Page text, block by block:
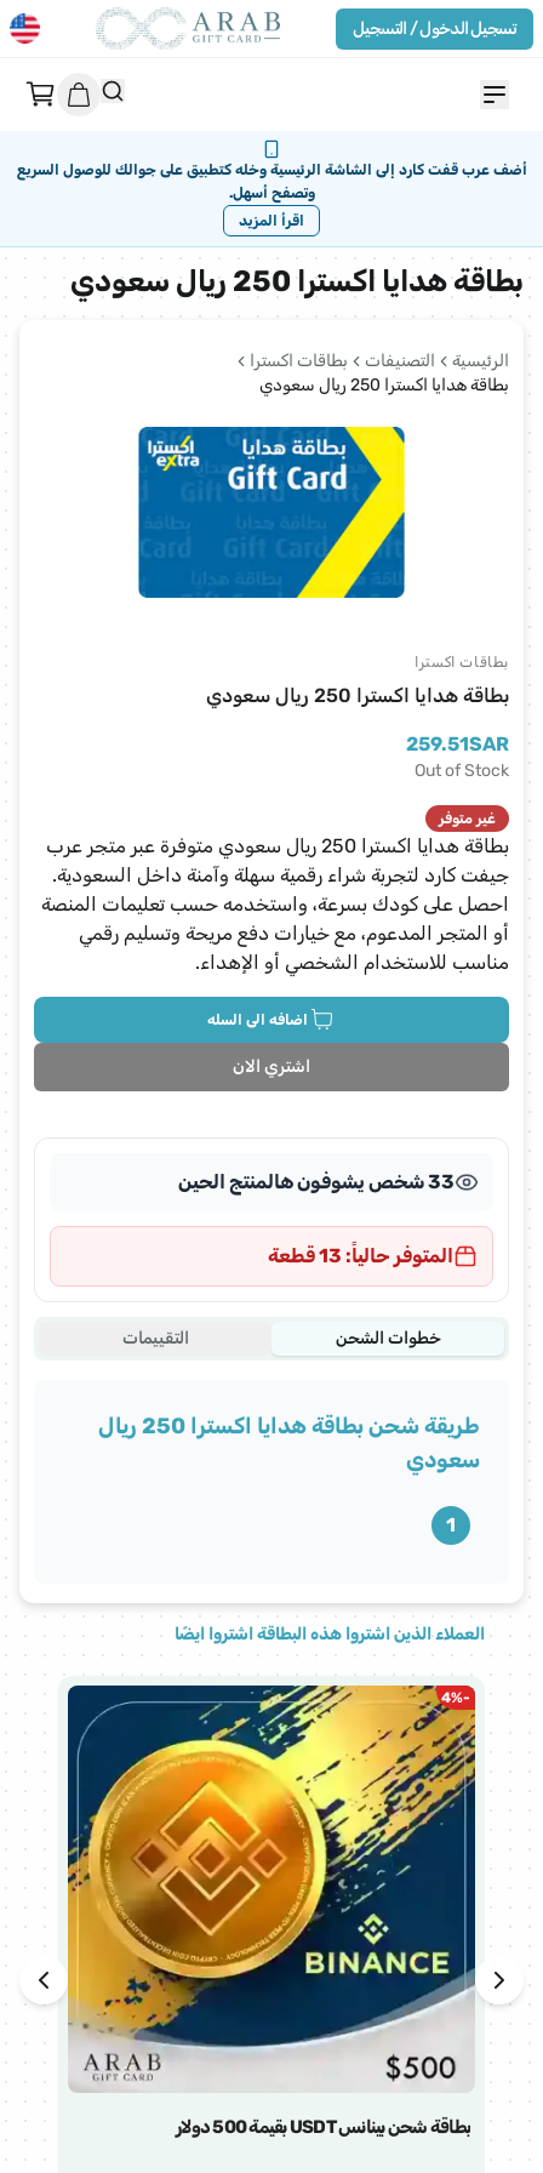
تسجيل الدخول / التسجيل
أضف عرب قفت كارد إلى الشاشة الرئيسية وخله كتطبيق على جوالك للوصول السريع
وتصفح أسهل.
اقرأ المزيد
بطاقة هدايا اكسترا 250 ريال سعودي
الرئيسية التصنيفات
بطاقات اكسترا
بطاقة هدايا اكسترا 250 ريال سعودي
بطاقة هدايا اكسترا 250 ريال سعودي
بطاقات اكسترا
259.51SAR
Out of Stock
غير متوفر
بطاقة هدايا اكسترا 250 ريال سعودي متوفرة عبر متجر عرب
جيفت كارد لتجربة شراء رقمية سهلة وآمنة داخل السعودية.
احصل على كودك بسرعة، واستخدمه حسب تعليمات المنصة
أو المتجر المدعوم، مع خيارات دفع مريحة وتسليم رقمي
مناسب للاستخدام الشخصي أو الإهداء.
اضافه الى السله
اشتري الان
33 شخص يشوفون هالمنتج الحين
المتوفر حالياً: 13 قطعة
خطوات الشحن التقييمات
طريقة شحن بطاقة هدايا اكسترا 250 ريال
سعودي
1
العملاء الذين اشتروا هذه البطاقة اشتروا ايضًا
-
4%
بطاقة شحن بينانس USDT بقيمة 500 دولار